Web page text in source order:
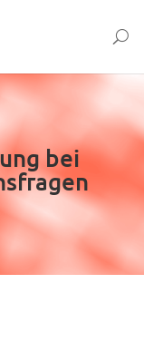
bei